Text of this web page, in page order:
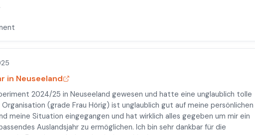
in Neuseeland
2024/25 in Neuseeland gewesen und hatte eine unglaublich tolle
Organisation (grade Frau Hörig) ist unglaublich gut auf meine persönlichen
meine Situation eingegangen und hat wirklich alles gegeben um mir ein
Auslandsjahr zu ermöglichen. Ich bin sehr dankbar für die